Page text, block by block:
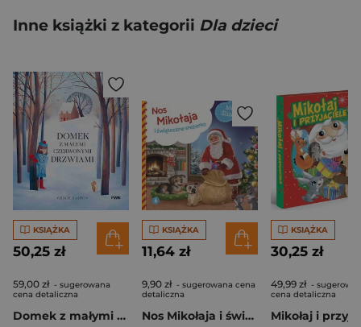
Inne książki z kategorii Dla dzieci
KSIĄŻKA
50,25 zł
59,00 zł - sugerowana
cena detaliczna
Domek z małymi czerwonymi drzwiami
KSIĄŻKA
11,64 zł
9,90 zł - sugerowana cena
detaliczna
Nos Mikołaja i świąteczne sreberko
KSIĄŻKA
30,25 zł
49,99 zł -
cena detaliczna
Mikołaj i